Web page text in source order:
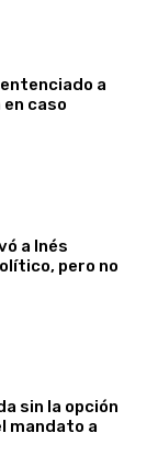
a
caso
a Inés
pero no
sin la opción
mandato a